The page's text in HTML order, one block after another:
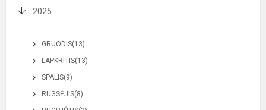
2025
GRUODIS(13)
LAPKRITIS(13)
SPALIS(9)
RUGSĖJIS(8)